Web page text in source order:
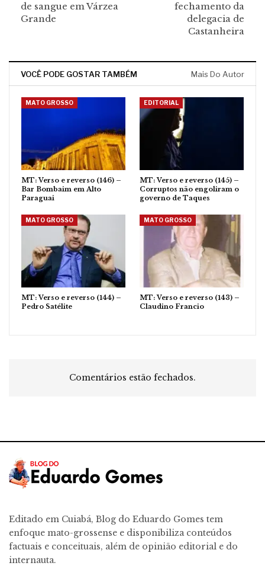
de sangue em Várzea
Grande
fechamento da
delegacia de
Castanheira
VOCÊ PODE GOSTAR TAMBÉM Mais Do Autor
MATO GROSSO
MT: Verso e reverso (146) –
Bar Bombaim em Alto
Paraguai
EDITORIAL
MT: Verso e reverso (145) –
Corruptos não engoliram o
governo de Taques
MATO GROSSO
MT: Verso e reverso (144) –
Pedro Satélite
MATO GROSSO
MT: Verso e reverso (143) –
Claudino Francio
Comentários estão fechados.
Editado em Cuiabá, Blog do Eduardo Gomes tem
enfoque mato-grossense e disponibiliza conteúdos
factuais e conceituais, além de opinião editorial e do
internauta.